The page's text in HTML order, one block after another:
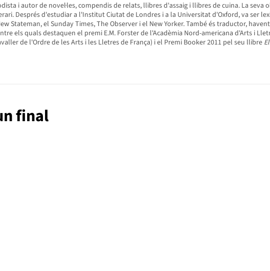
i autor de novel·les, compendis de relats, llibres d'assaig i llibres de cuina. La
Després d'estudiar a l'Institut Ciutat de Londres i a la Universitat d'Oxford, va ser
Stateman, el Sunday Times, The Observer i el New Yorker. També és traductor,
els quals destaquen el premi E.M. Forster de l'Acadèmia Nord-americana d'Arts i
de l'Ordre de les Arts i les Lletres de França) i el Premi Booker 2011 pel seu llibre
final